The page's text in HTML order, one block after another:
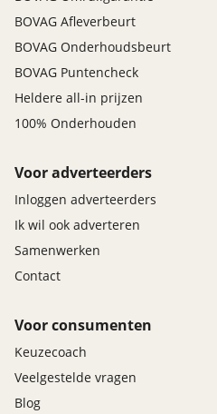
BOVAG Afleverbeurt
BOVAG Onderhoudsbeurt
BOVAG Puntencheck
Heldere all-in prijzen
100% Onderhouden
Voor adverteerders
Inloggen adverteerders
Ik wil ook adverteren
Samenwerken
Contact
Voor consumenten
Keuzecoach
Veelgestelde vragen
Blog